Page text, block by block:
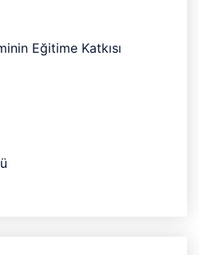
Eğitime Katkısı